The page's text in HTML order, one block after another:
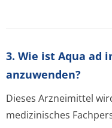
3. Wie ist Aqua ad
anzuwenden?
Dieses Arzneimittel
medizinisches